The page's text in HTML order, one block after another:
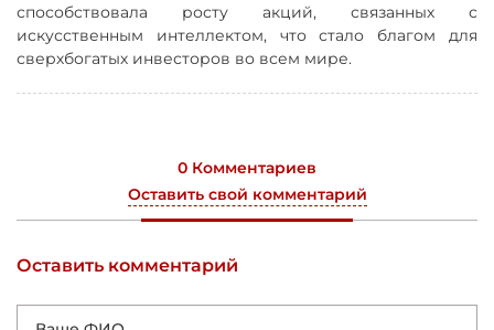
способствовала росту акций, связанных с
искусственным интеллектом, что стало благом для
сверхбогатых инвесторов во всем мире.
0 Комментариев
Оставить свой комментарий
Оставить комментарий